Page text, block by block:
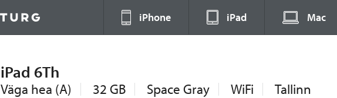
iPhone iPad Mac
iPad 6Th
Väga hea (A) 32 GB Space Gray WiFi Tallinn